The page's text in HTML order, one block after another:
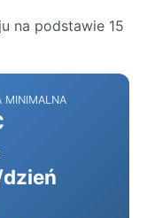
na podstawie 15
MINIMALNA